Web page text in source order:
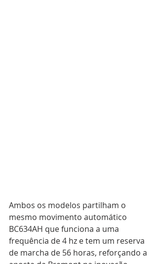
Ambos os modelos partilham o
mesmo movimento automático
BC634AH que funciona a uma
frequência de 4 hz e tem um reserva
de marcha de 56 horas, reforçando a